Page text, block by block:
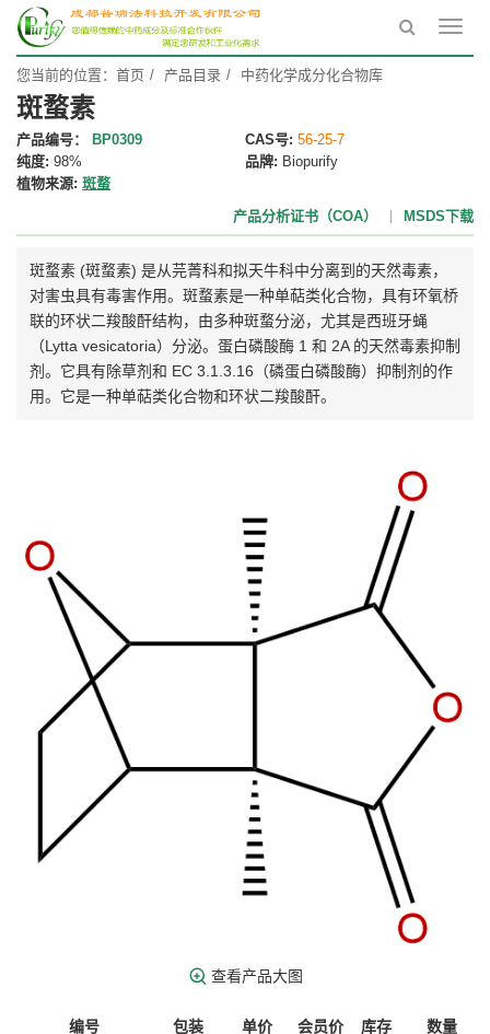
您当前的位置： 首页 产品目录 中药化学成分化合物库
斑蝥素
产品编号： BP0309 CAS号: 56-25-7
纯度: 98% 品牌: Biopurify
植物来源: 斑蝥
产品分析证书（COA）
MSDS下载
斑蝥素 (斑蝥素) 是从芫菁科和拟天牛科中分离到的天然毒素，
对害虫具有毒害作用。斑蝥素是一种单萜类化合物，具有环氧桥
联的环状二羧酸酐结构，由多种斑蝥分泌，尤其是西班牙蝇
（Lytta vesicatoria）分泌。蛋白磷酸酶 1 和 2A 的天然毒素抑制
剂。它具有除草剂和 EC 3.1.3.16（磷蛋白磷酸酶）抑制剂的作
用。它是一种单萜类化合物和环状二羧酸酐。
查看产品大图
编号 包装 单价 会员价 库存 数量